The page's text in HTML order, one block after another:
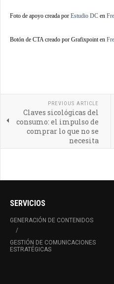
Foto de apoyo creada por Estudio DC en
Botón de CTA creado por Grafixpoint en
PREVIOUS ARTICLE
Claves sicológicas del
consumo: el impulso de
comprar lo que no se
necesita
SERVICIOS
GENERACIÓN DE CONTENIDOS
GESTIÓN DE COMUNICACIONES
ESTRATÉGICAS